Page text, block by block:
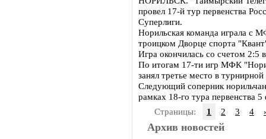
провел 17-й тур первенства
Суперлиги.
Норильская команда играла с
троицком Дворце спорта
Игра окончилась со счетом 2:5
По итогам 17-ти игр МФК
занял третье место в
Следующий соперник
рамках 18-го тура первенства 5
Страницы:
1 2 3 4
Архив новостей